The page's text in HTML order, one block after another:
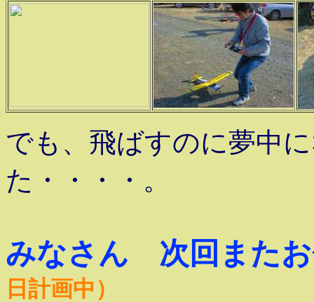
でも、飛ばすのに夢中
た・・・・。
みなさん 次回 また
日計画中）